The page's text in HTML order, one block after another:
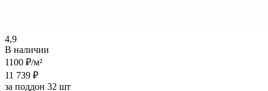
4,9
В наличии
1100 ₽/м²
11 739 ₽
за поддон 32 шт